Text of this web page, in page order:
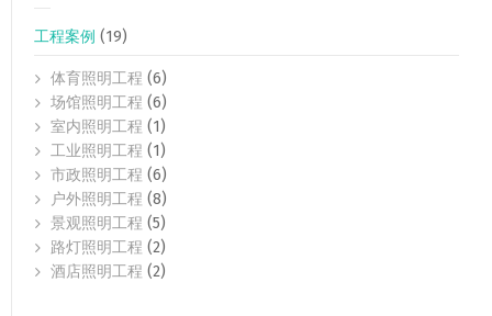
工程案例 (19)
体育照明工程 (6)
场馆照明工程 (6)
室内照明工程 (1)
工业照明工程 (1)
市政照明工程 (6)
户外照明工程 (8)
景观照明工程 (5)
路灯照明工程 (2)
酒店照明工程 (2)